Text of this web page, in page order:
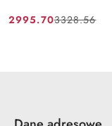
Cena
2995.70
Cena
3328.56